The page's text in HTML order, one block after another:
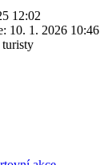
12:02
10. 1. 2026 10:46
turisty